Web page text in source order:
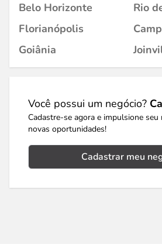
Belo Horizonte
Rio
Florianópolis
Goiânia
Você possui um negócio?
Cadastre-se agora e impulsione seu
novas oportunidades!
Cadastrar meu